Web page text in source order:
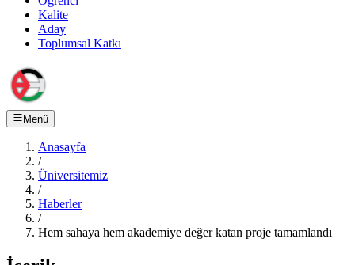
Kalite
Aday
Toplumsal Katkı
Menü
Anasayfa
/
Üniversitemiz
/
Haberler
/
Hem sahaya hem akademiye değer katan proje tamamlandı